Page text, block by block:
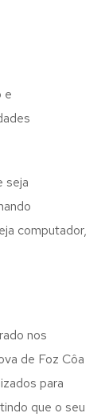
e
seja
computador,
nos
de Foz Côa
para
que o seu